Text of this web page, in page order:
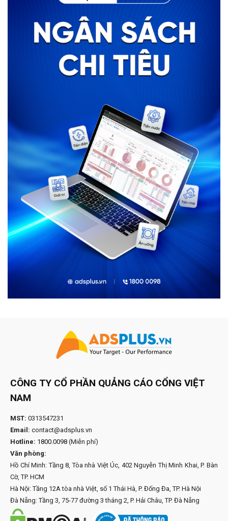
CÔNG TY CỔ PHẦN QUẢNG CÁO CỔNG VIỆT
NAM
MST: 0313547231
Email: contact@adsplus.vn
Hotline: 1800.0098 (Miễn phí)
Văn phòng:
Hồ Chí Minh: Tầng 8, Tòa nhà Việt Úc, 402 Nguyễn Thị Minh Khai, P. Bàn
Cờ, TP. HCM
Hà Nội: Tầng 12A tòa nhà Việt, số 1 Thái Hà, P. Đống Đa, TP. Hà Nội
Đà Nẵng: Tầng 3, 75-77 đường 3 tháng 2, P. Hải Châu, TP. Đà Nẵng